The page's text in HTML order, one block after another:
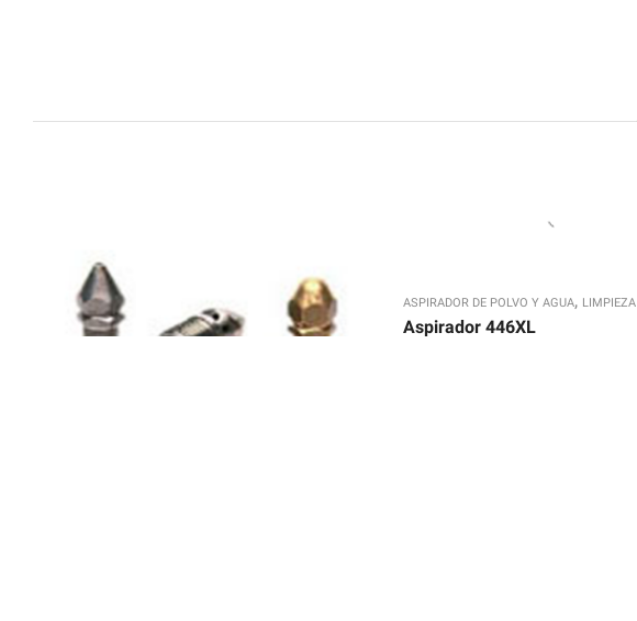
ASPIRADOR DE POLVO Y AGUA, LIMPIEZA
Aspirador 446XL